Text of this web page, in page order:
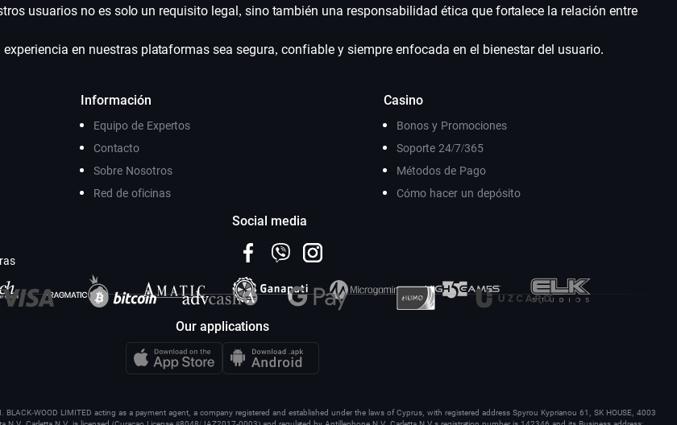
usuarios no es solo un requisito legal, sino también una responsabilidad ética que fortalece la relación entre
en nuestras plataformas sea segura, confiable y siempre enfocada en el bienestar del usuario.
Información
Equipo de Expertos
Contacto
Sobre Nosotros
Red de oficinas
Casino
Bonos y Promociones
Soporte 24/7/365
Métodos de Pago
Cómo hacer un depósito
Social media
Our applications
WOOD LIMITED acting as a payment agent, a company registered and established under the laws of Cyprus, with registered address Spyrou Kyprianou 61, SK HOUSE, 4003